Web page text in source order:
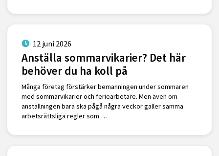
12 juni 2026
Anställa sommarvikarier? Det här
behöver du ha koll på
Många företag förstärker bemanningen under sommaren
med sommarvikarier och feriearbetare. Men även om
anställningen bara ska pågå några veckor gäller samma
arbetsrättsliga regler som …